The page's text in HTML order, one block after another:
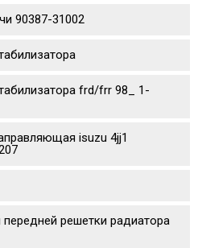
90387-31002
frd/frr 98_ 1-
isuzu 4jj1
передней решетки радиатора